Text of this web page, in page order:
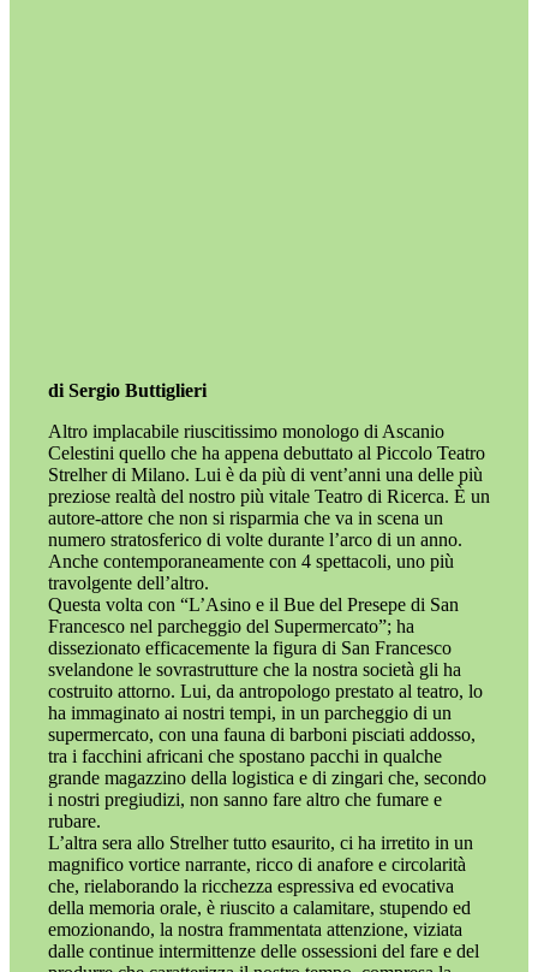
di Sergio Buttiglieri
Altro implacabile riuscitissimo monologo di Ascanio
Celestini quello che ha appena debuttato al Piccolo Teatro
Strelher di Milano. Lui è da più di vent’anni una delle più
preziose realtà del nostro più vitale Teatro di Ricerca. È un
autore-attore che non si risparmia che va in scena un
numero stratosferico di volte durante l’arco di un anno.
Anche contemporaneamente con 4 spettacoli, uno più
travolgente dell’altro.
Questa volta con “L’Asino e il Bue del Presepe di San
Francesco nel parcheggio del Supermercato”; ha
dissezionato efficacemente la figura di San Francesco
svelandone le sovrastrutture che la nostra società gli ha
costruito attorno. Lui, da antropologo prestato al teatro, lo
ha immaginato ai nostri tempi, in un parcheggio di un
supermercato, con una fauna di barboni pisciati addosso,
tra i facchini africani che spostano pacchi in qualche
grande magazzino della logistica e di zingari che, secondo
i nostri pregiudizi, non sanno fare altro che fumare e
rubare.
L’altra sera allo Strelher tutto esaurito, ci ha irretito in un
magnifico vortice narrante, ricco di anafore e circolarità
che, rielaborando la ricchezza espressiva ed evocativa
della memoria orale, è riuscito a calamitare, stupendo ed
emozionando, la nostra frammentata attenzione, viziata
dalle continue intermittenze delle ossessioni del fare e del